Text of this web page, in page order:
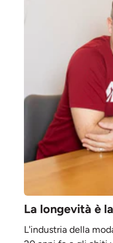
La longevità è
L'industria della